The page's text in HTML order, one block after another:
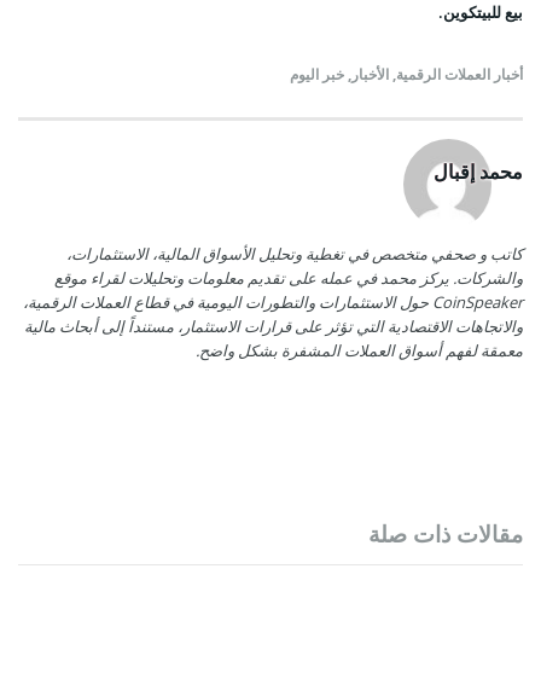
بيع للبيتكوين.
أخبار العملات الرقمية,الأخبار,خبر اليوم
محمد إقبال
كاتب و صحفي متخصص في تغطية وتحليل الأسواق المالية، الاستثمارات،
والشركات. يركز محمد في عمله على تقديم معلومات وتحليلات لقراء موقع
CoinSpeaker حول الاستثمارات والتطورات اليومية في قطاع العملات الرقمية،
والاتجاهات الاقتصادية التي تؤثر على قرارات الاستثمار، مستنداً إلى أبحاث مالية
معمقة لفهم أسواق العملات المشفرة بشكل واضح.
مقالات ذات صلة